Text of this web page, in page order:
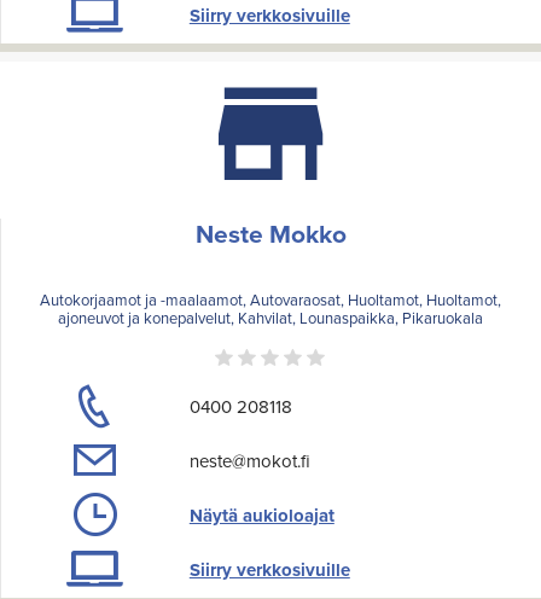
Siirry verkkosivuille
Neste Mokko
Autokorjaamot ja -maalaamot, Autovaraosat, Huoltamot, Huoltamot,
ajoneuvot ja konepalvelut, Kahvilat, Lounaspaikka, Pikaruokala
0400 208118
neste@mokot.fi
Näytä aukioloajat
Siirry verkkosivuille